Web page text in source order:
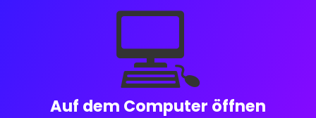
💻
Auf dem Computer öffnen